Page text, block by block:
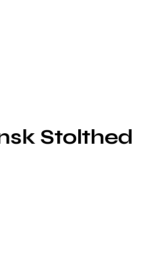
Stolthed